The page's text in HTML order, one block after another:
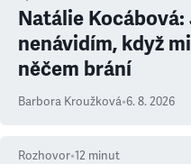
Natálie Kocábová:
nenávidím, když
něčem brání
Barbora Kroužková•6. 8. 2026
Rozhovor•12 minut